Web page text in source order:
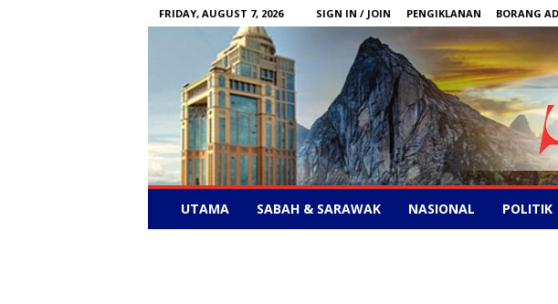
FRIDAY, AUGUST 7, 2026 SIGN IN / JOIN PENGIKLANAN BORANG
–
UTAMA SABAH & SARAWAK NASIONAL POLITIK